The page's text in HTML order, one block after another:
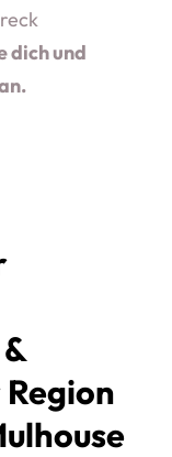
dich und